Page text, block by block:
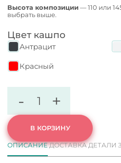
Высота композиции— 110 или
выбрать выше.
Цвет кашпо
Антрацит
Красный
- +
В КОРЗИНУ
ОПИСАНИЕДОСТАВКАДЕТАЛИ